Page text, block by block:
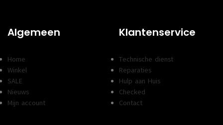
Algemeen
Home
Winkel
SALE
Nieuws
Mijn account
Klantenservice
Technische dienst
Reparaties
Hulp aan Huis
Checked
Contact